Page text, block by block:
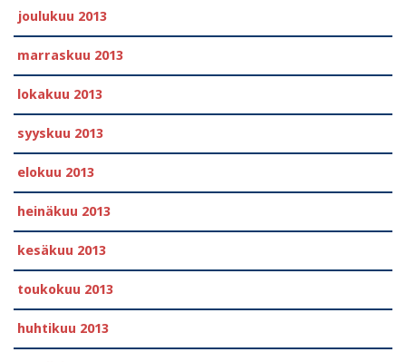
joulukuu 2013
marraskuu 2013
lokakuu 2013
syyskuu 2013
elokuu 2013
heinäkuu 2013
kesäkuu 2013
toukokuu 2013
huhtikuu 2013